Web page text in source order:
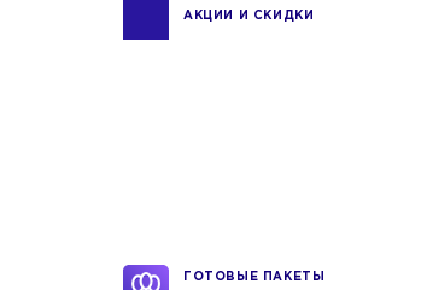
АКЦИИ И СКИДКИ
ГОТОВЫЕ ПАКЕТЫ